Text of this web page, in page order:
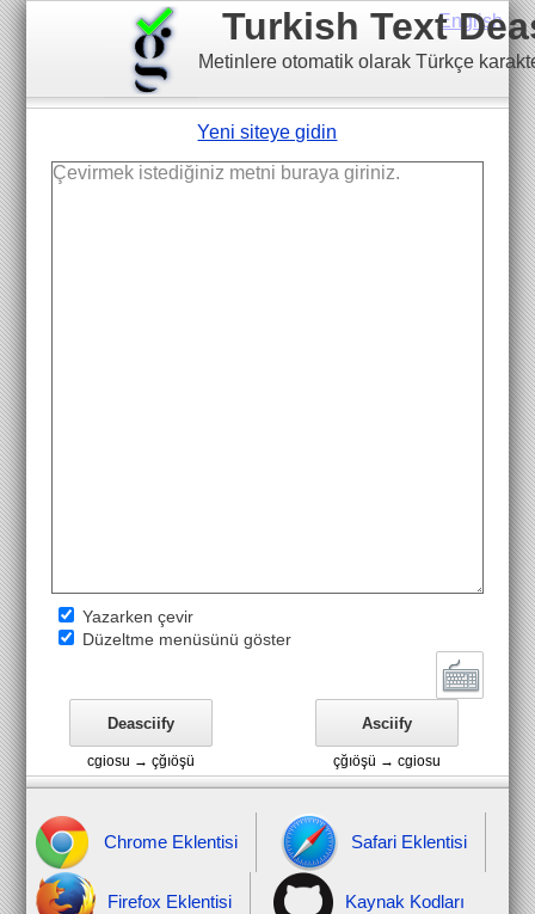
English
Turkish Text
Metinlere otomatik olarak Türkçe
Yeni siteye gidin
Yazarken çevir
Düzeltme menüsünü göster
Chrome Eklentisi Safari Eklentisi
Firefox Eklentisi Kaynak Kodları